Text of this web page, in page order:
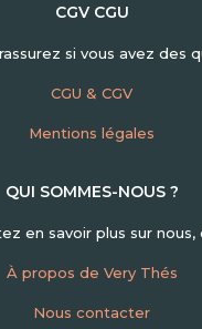
CGV CGU
si vous avez des
CGU & CGV
Mentions légales
QUI SOMMES-NOUS ?
en savoir plus sur nous,
À propos de Very Thés
Nous contacter